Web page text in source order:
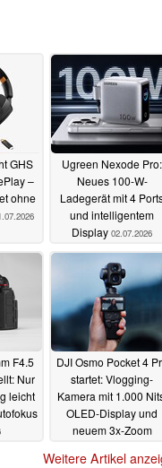
GHS
–
ohne
Ugreen Nexode Pro:
Neues 100-W-
Ladegerät mit 4
und intelligentem
Display 02.07.2026
F4.5
Nur
leicht
DJI Osmo Pocket 4
startet: Vlogging-
Kamera mit 1.000
OLED-Display und
neuem 3x-Zoom
Weitere Artikel